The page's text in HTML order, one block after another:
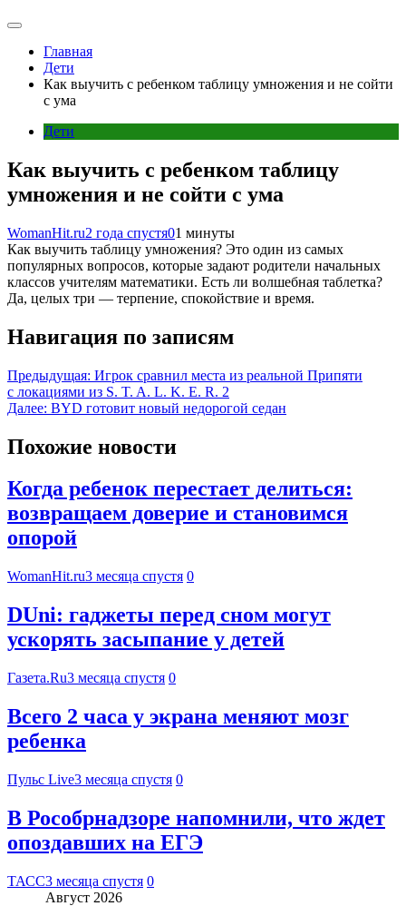
Главная
Дети
Как выучить с ребенком таблицу умножения и не сойти
с ума
Дети
Как выучить с ребенком таблицу
умножения и не сойти с ума
WomanHit.ru2 года спустя01 минуты
Как выучить таблицу умножения? Это один из самых
популярных вопросов, которые задают родители начальных
классов учителям математики. Есть ли волшебная таблетка?
Да, целых три — терпение, спокойствие и время.
Навигация по записям
Предыдущая: Игрок сравнил места из реальной Припяти
с локациями из S. T. A. L. K. E. R. 2
Далее: BYD готовит новый недорогой седан
Похожие новости
Когда ребенок перестает делиться:
возвращаем доверие и становимся
опорой
WomanHit.ru3 месяца спустя 0
DUni: гаджеты перед сном могут
ускорять засыпание у детей
Газета.Ru3 месяца спустя 0
Всего 2 часа у экрана меняют мозг
ребенка
Пульс Live3 месяца спустя 0
В Рособрнадзоре напомнили, что ждет
опоздавших на ЕГЭ
ТАСС3 месяца спустя 0
Август 2026